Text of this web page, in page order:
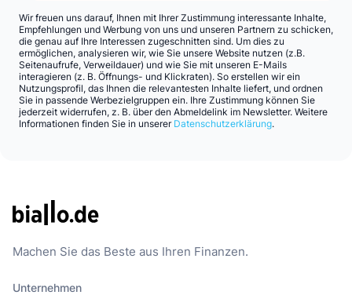
Wir freuen uns darauf, Ihnen mit Ihrer Zustimmung interessante Inhalte,
Empfehlungen und Werbung von uns und unseren Partnern zu schicken,
die genau auf Ihre Interessen zugeschnitten sind. Um dies zu
ermöglichen, analysieren wir, wie Sie unsere Website nutzen (z.B.
Seitenaufrufe, Verweildauer) und wie Sie mit unseren E-Mails
interagieren (z. B. Öffnungs- und Klickraten). So erstellen wir ein
Nutzungsprofil, das Ihnen die relevantesten Inhalte liefert, und ordnen
Sie in passende Werbezielgruppen ein. Ihre Zustimmung können Sie
jederzeit widerrufen, z. B. über den Abmeldelink im Newsletter. Weitere
Informationen finden Sie in unserer Datenschutzerklärung.
Machen Sie das Beste aus Ihren Finanzen.
Unternehmen